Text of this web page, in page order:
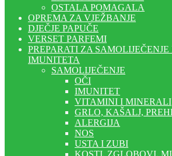
OSTALA POMAGALA
OPREMA ZA VJEŽBANJE
DJEČJE PAPUČE
VERSET PARFEMI
PREPARATI ZA
IMUNITETA
SAMOLIJEČENJE
OČI
IMUNITET
VITAMINI I MINERALI
GRLO, KAŠALJ,
ALERGIJA
NOS
USTA I ZUBI
KOSTI, ZGLOBOVI,